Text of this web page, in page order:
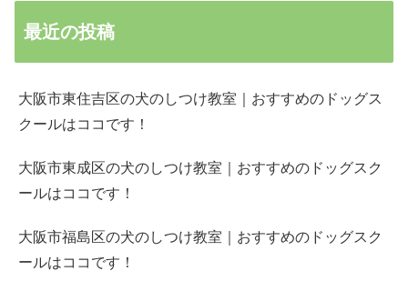
最近の投稿
大阪市東住吉区の犬のしつけ教室｜おすすめのドッグス
クールはココです！
大阪市東成区の犬のしつけ教室｜おすすめのドッグスク
ールはココです！
大阪市福島区の犬のしつけ教室｜おすすめのドッグスク
ールはココです！